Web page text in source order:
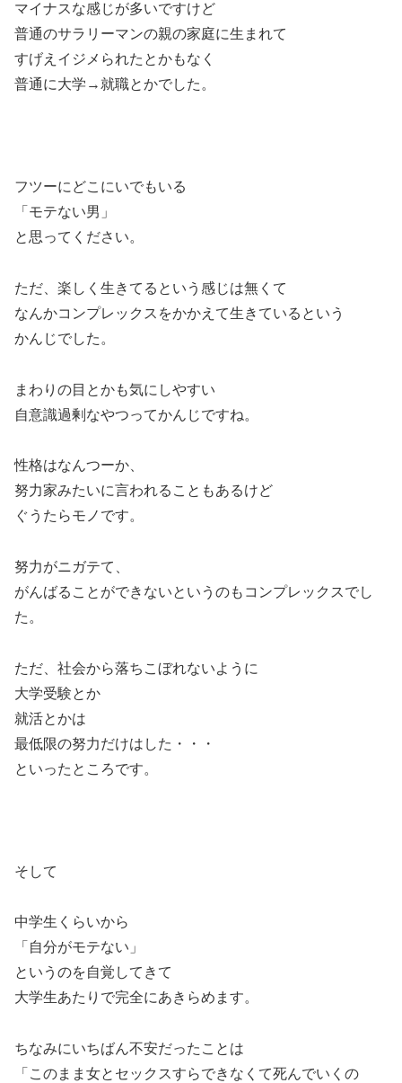
マイナスな感じが多いですけど
普通のサラリーマンの親の家庭に生まれて
すげえイジメられたとかもなく
普通に大学→就職とかでした。
フツーにどこにいでもいる
「モテない男」
と思ってください。
ただ、楽しく生きてるという感じは無くて
なんかコンプレックスをかかえて生きているという
かんじでした。
まわりの目とかも気にしやすい
自意識過剰なやつってかんじですね。
性格はなんつーか、
努力家みたいに言われることもあるけど
ぐうたらモノです。
努力がニガテて、
がんばることができないというのもコンプレックスでし
た。
ただ、社会から落ちこぼれないように
大学受験とか
就活とかは
最低限の努力だけはした・・・
といったところです。
そして
中学生くらいから
「自分がモテない」
というのを自覚してきて
大学生あたりで完全にあきらめます。
ちなみにいちばん不安だったことは
「このまま女とセックスすらできなくて死んでいくの